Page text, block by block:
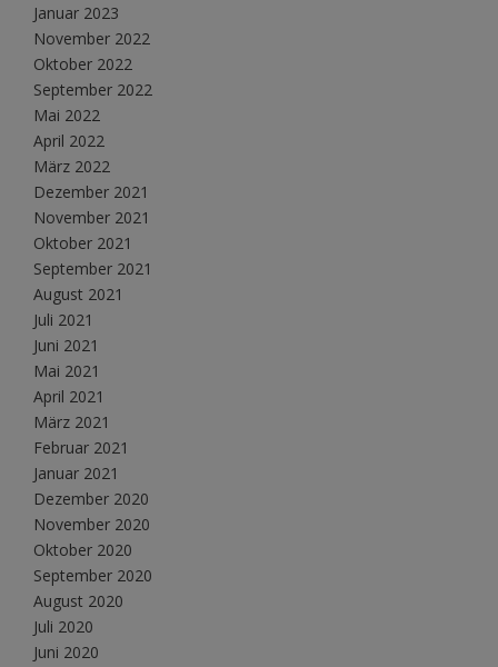
Januar 2023
November 2022
Oktober 2022
September 2022
Mai 2022
April 2022
März 2022
Dezember 2021
November 2021
Oktober 2021
September 2021
August 2021
Juli 2021
Juni 2021
Mai 2021
April 2021
März 2021
Februar 2021
Januar 2021
Dezember 2020
November 2020
Oktober 2020
September 2020
August 2020
Juli 2020
Juni 2020